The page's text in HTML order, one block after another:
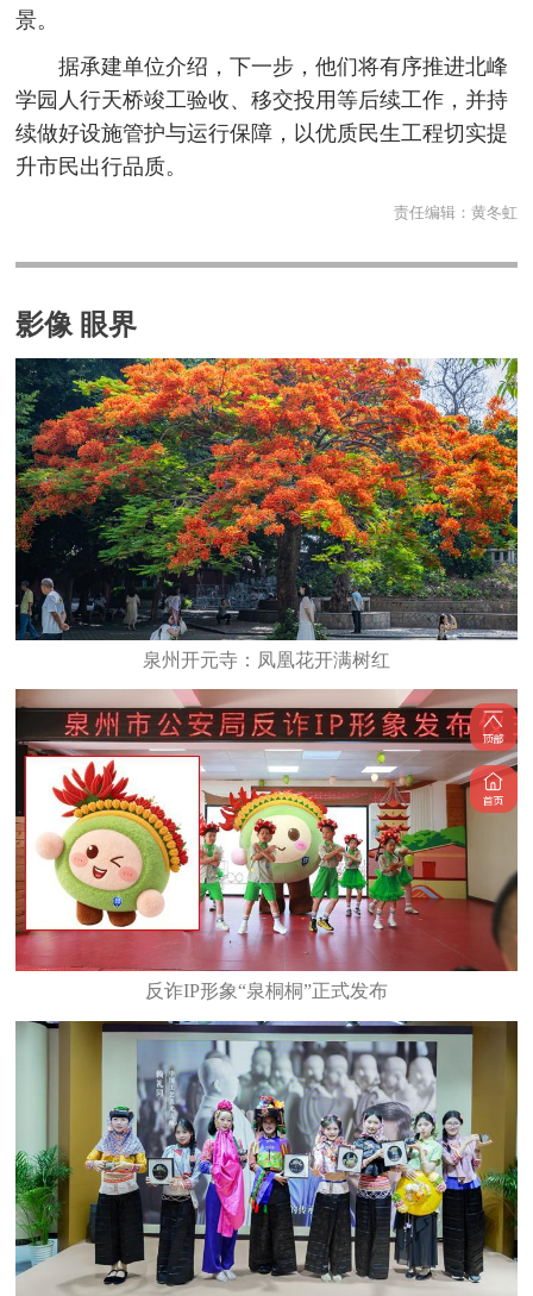
景。
据承建单位介绍，下一步，他们将有序推进北峰
学园人行天桥竣工验收、移交投用等后续工作，并持
续做好设施管护与运行保障，以优质民生工程切实提
升市民出行品质。
责任编辑： 黄冬虹
影像 眼界
泉州开元寺：凤凰花开满树红
反诈IP形象“泉桐桐”正式发布